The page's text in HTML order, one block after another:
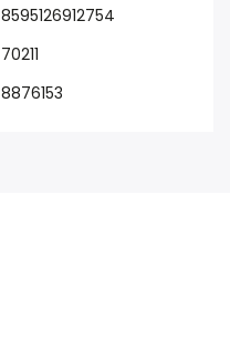
8595126912754
70211
8876153